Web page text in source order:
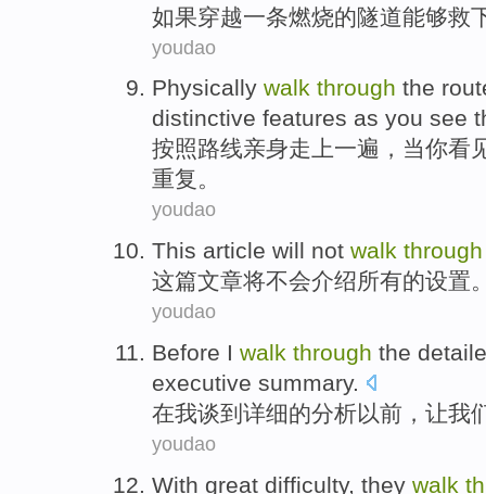
如果穿越一条燃烧的隧道能够救
youdao
Physically walk through the
distinctive features as you see
按照路线亲身走上一遍 ， 当你看
重复。
youdao
This article will not walk through
这篇文章将不会介绍所有的设置
youdao
Before I walk through the
executive summary.
在我谈到 详细的分析以前， 让我
youdao
With great difficulty, they walk